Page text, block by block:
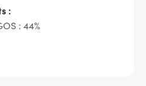
:
: 44%